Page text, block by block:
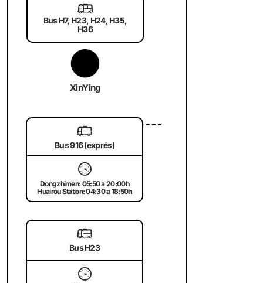
🚌
Bus H7, H23, H24, H35,
H36
XinYing
🚌
Bus 916 (exprés)
🕓
Dongzhimen: 05:50 a 20:00h
Huairou Station: 04:30 a 18:50h
🚌
Bus H23
🕓